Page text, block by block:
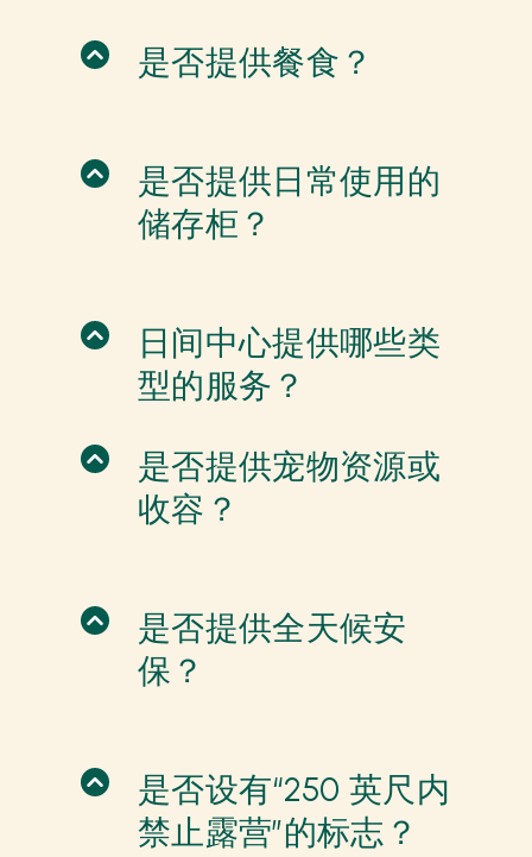
是否提供餐食？
是否提供日常使用的
储存柜？
日间中心提供哪些类
型的服务？
是否提供宠物资源或
收容？
是否提供全天候安
保？
是否设有“250 英尺内
禁止露营”的标志？